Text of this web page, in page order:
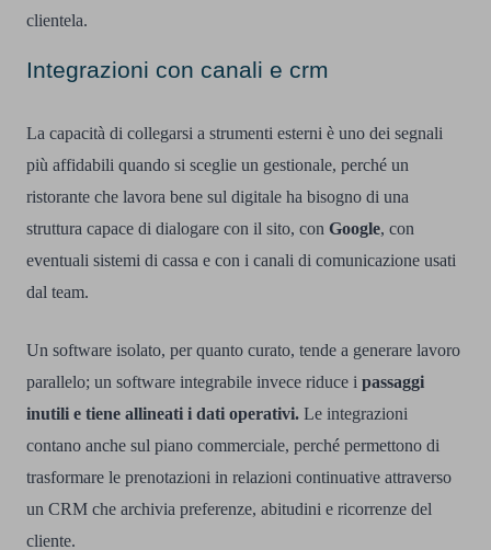
clientela.
Integrazioni con canali e crm
La capacità di collegarsi a strumenti esterni è uno dei segnali
più affidabili quando si sceglie un gestionale, perché un
ristorante che lavora bene sul digitale ha bisogno di una
struttura capace di dialogare con il sito, con Google, con
eventuali sistemi di cassa e con i canali di comunicazione usati
dal team.
Un software isolato, per quanto curato, tende a generare lavoro
parallelo; un software integrabile invece riduce i passaggi
inutili e tiene allineati i dati operativi. Le integrazioni
contano anche sul piano commerciale, perché permettono di
trasformare le prenotazioni in relazioni continuative attraverso
un CRM che archivia preferenze, abitudini e ricorrenze del
cliente.